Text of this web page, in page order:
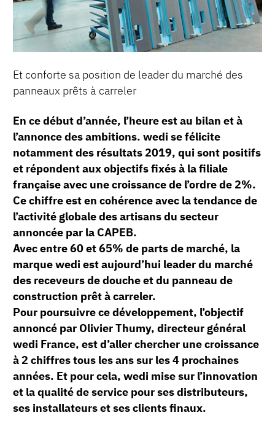
Et conforte sa position de leader du marché des
panneaux prêts à carreler
En ce début d’année, l’heure est au bilan et à
l’annonce des ambitions. wedi se félicite
notamment des résultats 2019, qui sont positifs
et répondent aux objectifs fixés à la filiale
française avec une croissance de l’ordre de 2%.
Ce chiffre est en cohérence avec la tendance de
l’activité globale des artisans du secteur
annoncée par la CAPEB.
Avec entre 60 et 65% de parts de marché, la
marque wedi est aujourd’hui leader du marché
des receveurs de douche et du panneau de
construction prêt à carreler.
Pour poursuivre ce développement, l’objectif
annoncé par Olivier Thumy, directeur général
wedi France, est d’aller chercher une croissance
à 2 chiffres tous les ans sur les 4 prochaines
années. Et pour cela, wedi mise sur l’innovation
et la qualité de service pour ses distributeurs,
ses installateurs et ses clients finaux.